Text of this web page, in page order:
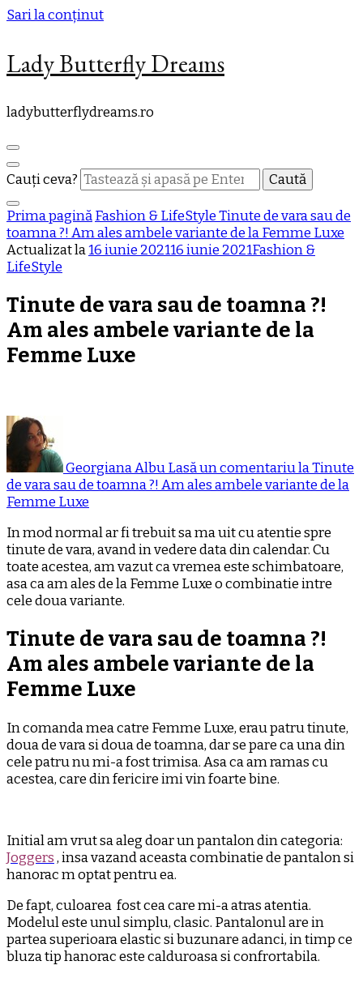
Sari la conținut
Lady Butterfly Dreams
ladybutterflydreams.ro
Cauți ceva?
Prima paginăFashion & LifeStyleTinute de vara sau de
toamna ?! Am ales ambele variante de la Femme Luxe
Actualizat la16 iunie 202116 iunie 2021Fashion &
LifeStyle
Tinute de vara sau de toamna ?!
Am ales ambele variante de la
Femme Luxe
Georgiana AlbuLasă un comentariula Tinute
de vara sau de toamna ?! Am ales ambele variante de la
Femme Luxe
In mod normal ar fi trebuit sa ma uit cu atentie spre
tinute de vara, avand in vedere data din calendar. Cu
toate acestea, am vazut ca vremea este schimbatoare,
asa ca am ales de la Femme Luxe o combinatie intre
cele doua variante.
Tinute de vara sau de toamna ?!
Am ales ambele variante de la
Femme Luxe
In comanda mea catre Femme Luxe, erau patru tinute,
doua de vara si doua de toamna, dar se pare ca una din
cele patru nu mi-a fost trimisa. Asa ca am ramas cu
acestea, care din fericire imi vin foarte bine.
Initial am vrut sa aleg doar un pantalon din categoria:
Joggers, insa vazand aceasta combinatie de pantalon si
hanorac m optat pentru ea.
De fapt, culoarea fost cea care mi-a atras atentia.
Modelul este unul simplu, clasic. Pantalonul are in
partea superioara elastic si buzunare adanci, in timp ce
bluza tip hanorac este calduroasa si confrortabila.